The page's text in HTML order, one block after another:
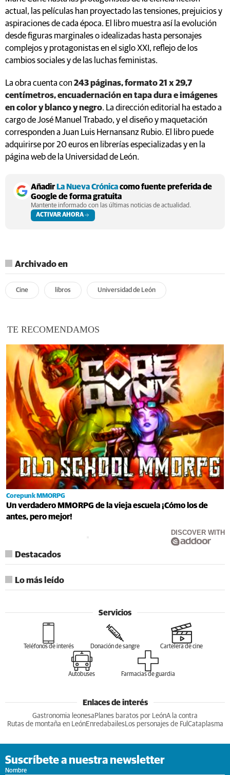
actual, las películas han proyectado las tensiones, prejuicios y
aspiraciones de cada época. El libro muestra así la evolución
desde figuras marginales o idealizadas hasta personajes
complejos y protagonistas en el siglo XXI, reflejo de los
cambios sociales y de las luchas feministas.
La obra cuenta con 243 páginas, formato 21 x 29,7
centímetros, encuadernación en tapa dura e imágenes
en color y blanco y negro. La dirección editorial ha estado a
cargo de José Manuel Trabado, y el diseño y maquetación
corresponden a Juan Luis Hernansanz Rubio. El libro puede
adquirirse por 20 euros en librerías especializadas y en la
página web de la Universidad de León.
AñadirLa Nueva Crónicacomo fuente preferida de
Google de forma gratuita
Mantente informado con las últimas noticias de actualidad.
ACTIVAR AHORA
Archivado en
Cine libros Universidad de León
TE RECOMENDAMOS
Corepunk MMORPG
Un verdadero MMORPG de la vieja escuela ¡Cómo los de
antes, pero mejor!
DISCOVER WITH
Destacados
Lo más leído
Servicios
Teléfonos de interés Donación de sangre Cartelera de cine
Autobuses Farmacias de guardia
Enlaces de interés
Gastronomia leonesa Planes baratos por LeónA la contra
Rutas de montaña en LeónEnredabailesLos personajes de Ful Cataplasma
Suscríbete a nuestra newsletter
Nombre